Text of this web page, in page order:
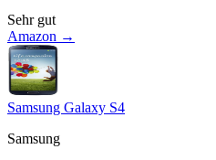
Sehr gut
Amazon →
Samsung Galaxy S4
Samsung